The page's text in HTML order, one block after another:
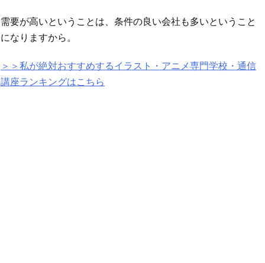
需要が高いということは、条件の良い会社も多いということ
になりますから。
＞＞私が絶対おすすめするイラスト・アニメ専門学校・通信
講座ランキングはこちら